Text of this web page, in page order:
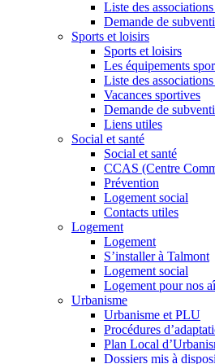
Liste des
Demande de
Sports et loisirs
Sports et loisirs
Les équipements
Liste des
Vacances sportives
Demande de
Liens utiles
Social et santé
Social et santé
CCAS (Centre
Prévention
Logement social
Contacts utiles
Logement
Logement
S’installer à Talmont
Logement social
Logement pour nos
Urbanisme
Urbanisme et PLU
Procédures
Plan Local
Dossiers mis à